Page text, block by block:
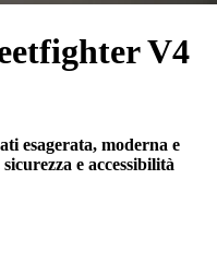
V4
esagerata, moderna e
e accessibilità